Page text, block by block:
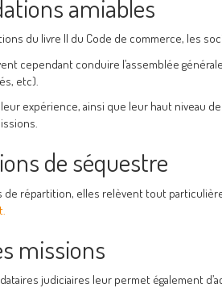
amiables
du livre II du Code de commerce, les
cependant conduire l’assemblée
etc).
expérience, ainsi que leur haut niveau
de séquestre
de répartition, elles relèvent tout
missions
judiciaires leur permet également